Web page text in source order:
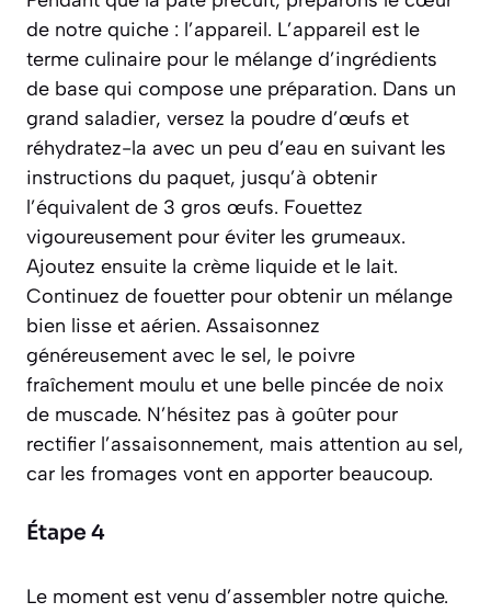
de notre quiche : l’appareil. L’appareil est le
terme culinaire pour le mélange d’ingrédients
de base qui compose une préparation. Dans un
grand saladier, versez la poudre d’œufs et
réhydratez-la avec un peu d’eau en suivant les
instructions du paquet, jusqu’à obtenir
l’équivalent de 3 gros œufs. Fouettez
vigoureusement pour éviter les grumeaux.
Ajoutez ensuite la crème liquide et le lait.
Continuez de fouetter pour obtenir un mélange
bien lisse et aérien. Assaisonnez
généreusement avec le sel, le poivre
fraîchement moulu et une belle pincée de noix
de muscade. N’hésitez pas à goûter pour
rectifier l’assaisonnement, mais attention au sel,
car les fromages vont en apporter beaucoup.
Étape 4
Le moment est venu d’assembler notre quiche.